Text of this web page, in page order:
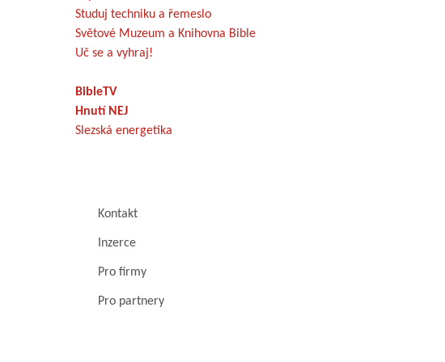
Studuj techniku a řemeslo
Světové Muzeum a Knihovna Bible
Uč se a vyhraj!
BibleTV
Hnutí NEJ
Slezská energetika
Kontakt
Inzerce
Pro firmy
Pro partnery